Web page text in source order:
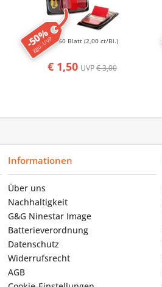
-50%
ggü. UVP
€ 1,50 UVP€ 3,00
50 Blatt(2,00 ct/Bl.)
Informationen
Über uns
Nachhaltigkeit
G&G Ninestar Image
Batterieverordnung
Datenschutz
Widerrufsrecht
AGB